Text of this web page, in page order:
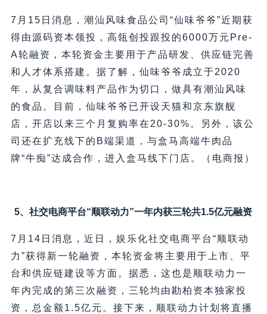
7月15日消息，潮汕风味食品公司“仙味爷爷”近期获
得由源码资本领投，高瓴创投跟投的6000万元Pre-
A轮融资，本轮资金主要用于产品研发、供应链完善
和人才体系搭建。据了解，仙味爷爷成立于2020
年，从复合调味料产品作为切口，做具有潮汕风味
的食品。目前，仙味爷爷已开设天猫和京东旗舰
店，开店以来三个月复购率在20-30%。另外，该公
司还在扩充线下的B端渠道，与盒马高端牛肉品
牌“牛痴”达成合作，进入盒马线下门店。（电商报）
5、社交电商平台“顺联动力”一年内获三轮共1.5亿元融资
7月14日消息，近日，娱乐化社交电商平台“顺联动
力”获得新一轮融资，本轮资金将主要用于上市、平
台和供应链建设等方面。据悉，这也是顺联动力一
年内完成的第三次融资，三轮均由勘柏资本独家投
资，总金额1.5亿元。接下来，顺联动力计划将直播